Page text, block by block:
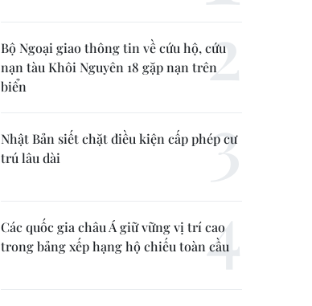
Bộ Ngoại giao thông tin về cứu hộ, cứu
nạn tàu Khôi Nguyên 18 gặp nạn trên
biển
Nhật Bản siết chặt điều kiện cấp phép cư
trú lâu dài
Các quốc gia châu Á giữ vững vị trí cao
trong bảng xếp hạng hộ chiếu toàn cầu